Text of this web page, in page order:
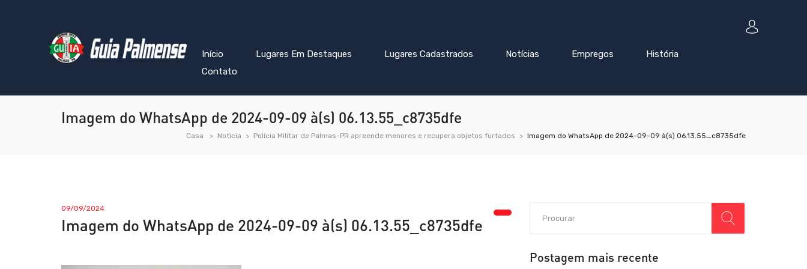
Início Lugares Em Destaques Lugares Cadastrados Notícias Empregos
História
Contato
Imagem do WhatsApp de 2024-09-09 à(s) 06.13.55_c8735dfe
Casa Noticia Polícia Militar de Palmas-PR apreende menores e recupera objetos furtados Imagem do WhatsApp de 2024-09-09 à(s) 06.13.55_c8735dfe
09/09/2024
Imagem do WhatsApp de 2024-09-09 à(s) 06.13.55_c8735dfe
Postagem mais recente